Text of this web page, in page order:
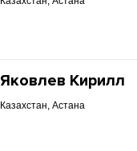
Яковлев Кирилл
Казахстан, Астана